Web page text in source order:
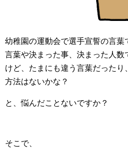
幼稚園の運動会で選手宣誓の言葉
言葉や決まった事、決まった人数
けど、たまにも違う言葉だったり
方法はないかな？
と、悩んだことないですか？
そこで、